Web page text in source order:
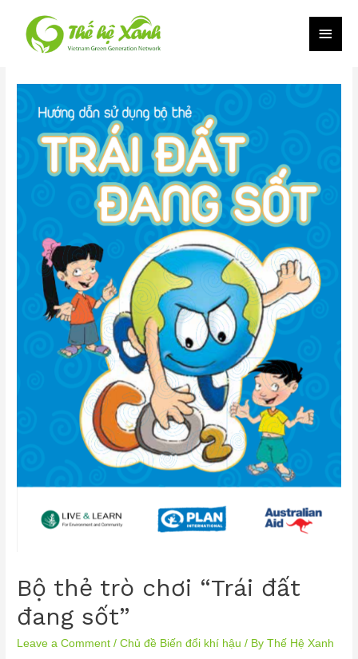
Bộ thẻ trò chơi “Trái đất
đang sốt”
Leave a Comment /Chủ đề Biến đổi khí hậu / ByThế Hệ Xanh